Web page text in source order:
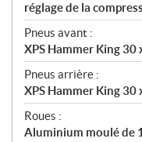
réglage de la
Pneus avant :
XPS Hammer King 30
Pneus arrière :
XPS Hammer King 30
Roues :
Aluminium moulé de